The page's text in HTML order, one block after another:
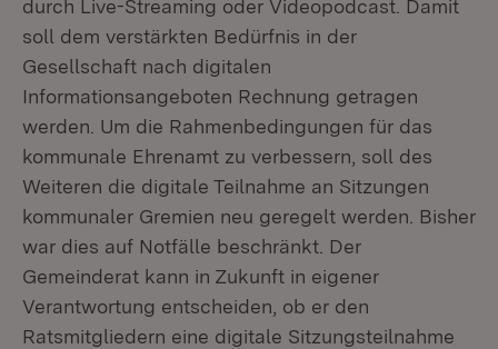
durch Live-Streaming oder Videopodcast. Damit
soll dem verstärkten Bedürfnis in der
Gesellschaft nach digitalen
Informationsangeboten Rechnung getragen
werden. Um die Rahmenbedingungen für das
kommunale Ehrenamt zu verbessern, soll des
Weiteren die digitale Teilnahme an Sitzungen
kommunaler Gremien neu geregelt werden. Bisher
war dies auf Notfälle beschränkt. Der
Gemeinderat kann in Zukunft in eigener
Verantwortung entscheiden, ob er den
Ratsmitgliedern eine digitale Sitzungsteilnahme